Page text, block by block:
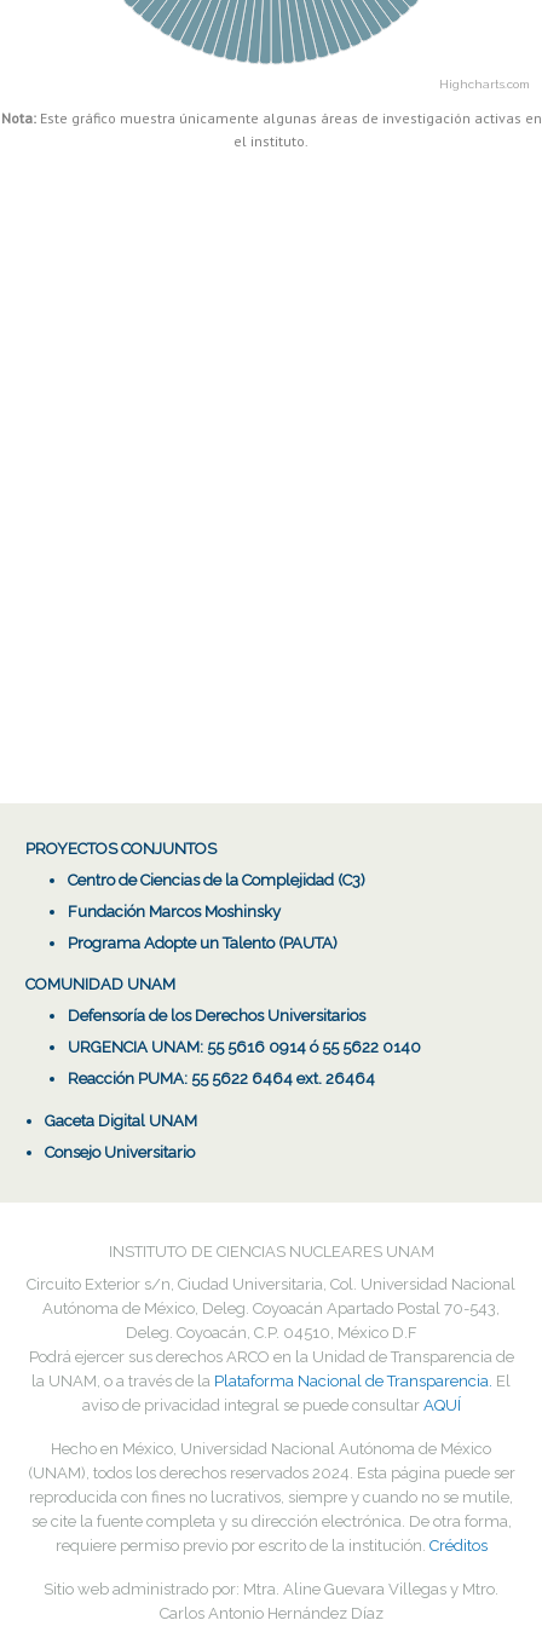
Highcharts.com
Nota:Este gráfico muestra únicamente algunas áreas de investigación activas en
el instituto.
PROYECTOS CONJUNTOS
Centro de Ciencias de la Complejidad (C3)
Fundación Marcos Moshinsky
Programa Adopte un Talento (PAUTA)
COMUNIDAD UNAM
Defensoría de los Derechos Universitarios
URGENCIA UNAM: 55 5616 0914 ó 55 5622 0140
Reacción PUMA: 55 5622 6464 ext. 26464
Gaceta Digital UNAM
Consejo Universitario
INSTITUTO DE CIENCIAS NUCLEARES UNAM
Circuito Exterior s/n, Ciudad Universitaria, Col. Universidad Nacional
Autónoma de México, Deleg. Coyoacán Apartado Postal 70-543,
Deleg. Coyoacán, C.P. 04510, México D.F
Podrá ejercer sus derechos ARCO en la Unidad de Transparencia de
la UNAM, o a través de la Plataforma Nacional de Transparencia. El
aviso de privacidad integral se puede consultar AQUÍ
Hecho en México, Universidad Nacional Autónoma de México
(UNAM), todos los derechos reservados 2024 . Esta página puede ser
reproducida con fines no lucrativos, siempre y cuando no se mutile,
se cite la fuente completa y su dirección electrónica. De otra forma,
requiere permiso previo por escrito de la institución. Créditos
Sitio web administrado por: Mtra. Aline Guevara Villegas y Mtro.
Carlos Antonio Hernández Díaz